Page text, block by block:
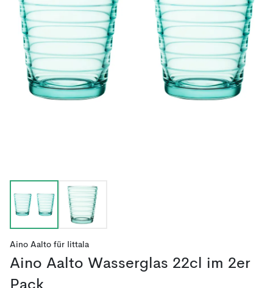
Aino Aalto für Iittala
Aino Aalto Wasserglas 22cl im 2er